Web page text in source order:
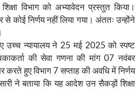
विभाग को अभ्यावेदन प्रस्तुत किया।
कोई निर्णय नहीं लिया गया। अंततः उन्होंने
उच्च न्यायालय ने 25 मई 2025 को स्पष्ट
की सेवा गणना की मांग 07 नवंबर
करते हुए विभाग 7 सप्ताह की अवधि में निर्णय
ने बताया कि यह आदेश उन सैकड़ों शिक्षा